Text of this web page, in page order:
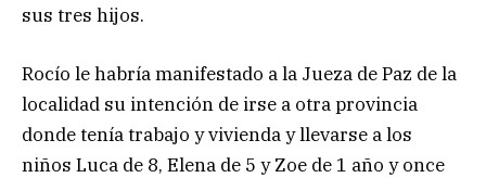
sus tres hijos.
Rocío le habría manifestado a la Jueza de Paz de la
localidad su intención de irse a otra provincia
donde tenía trabajo y vivienda y llevarse a los
niños Luca de 8, Elena de 5 y Zoe de 1 año y once